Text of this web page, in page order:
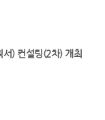
) 컨설팅(2차) 개최